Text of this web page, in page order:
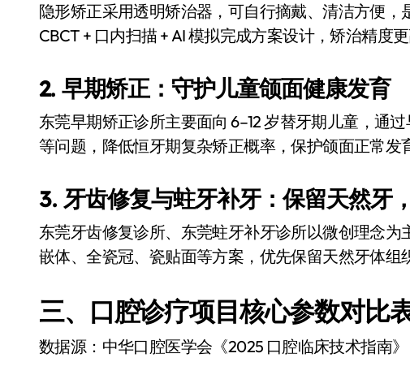
隐形矫正采用透明矫治器，可自行摘戴、清洁方便
CBCT + 口内扫描 + AI 模拟完成方案设计，矫治精度
2. 早期矫正：守护儿童颌面健康发育
东莞早期矫正诊所主要面向 6–12 岁替牙期儿童，通
等问题，降低恒牙期复杂矫正概率，保护颌面正常发
3. 牙齿修复与蛀牙补牙：保留天然牙
东莞牙齿修复诊所、东莞蛀牙补牙诊所以微创理念为
嵌体、全瓷冠、瓷贴面等方案，优先保留天然牙体组
三、口腔诊疗项目核心参数对比
数据源：中华口腔医学会《2025 口腔临床技术指南》